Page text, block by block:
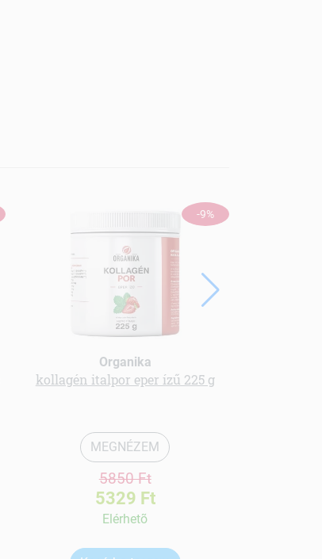
-9%
Organika
kollagén italpor eper ízű 225 g
MEGNÉZEM
5850 Ft
5329 Ft
Elérhetõ